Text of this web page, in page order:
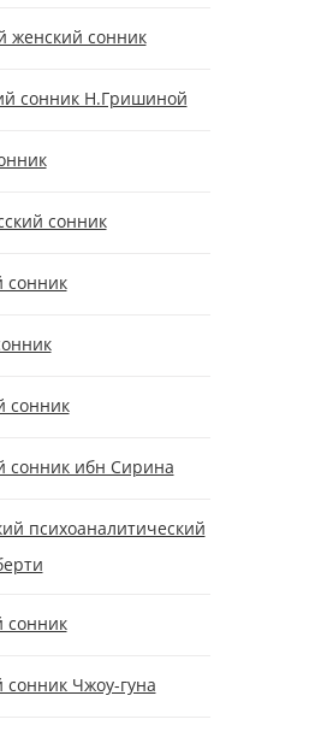
женский сонник
сонник Н.Гришиной
сонник
сонник
сонник
сонник ибн Сирина
психоаналитический
сонник
сонник Чжоу-гуна